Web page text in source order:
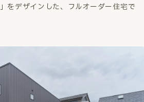
をデザインした、フルオーダー住宅で